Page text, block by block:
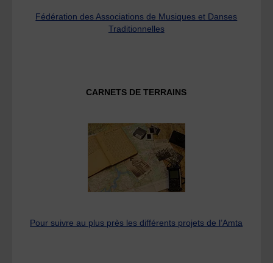
Fédération des Associations de Musiques et Danses
Traditionnelles
CARNETS DE TERRAINS
Pour suivre au plus près les différents projets de l’Amta